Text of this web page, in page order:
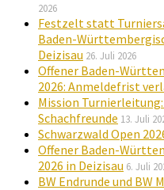
2026
Festzelt statt
Baden-
Deizisau 26. Juli 2026
Offener Baden-
2026: Anmeldefrist
Mission
Schachfreunde 13. Juli
Schwarzwald Open
Offener Baden-
2026 in Deizisau 6. Juli
BW Endrunde und BW